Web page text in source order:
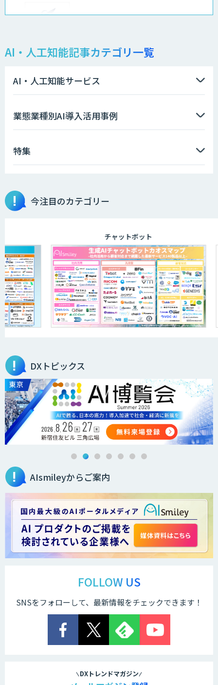
FleGrowthのDX/AI支援伴走サービス
AI活用サービス
AI開発・伴走支援・内製化支援
ID ZERO（アイディーゼロ）
DXセカンドオピニオン
BIGDAT@Analysis
AI・データ活用コンサルティング・受託
開発支援
AI・DXコンサルティング伴走支援サービ
ChatGPTプロトタイプ開発
低コスト・短納期のAI受託開発
AI・人工知能記事カテゴリ一覧
AI・人工知能サービス
業態業種別AI導入活用事例
特集
今注目のカテゴリー
チャットボット
DXトピックス
AIsmileyからご案内
FOLLOW US
SNSをフォローして、最新情報をチェックできます！
DXトレンドマガジン